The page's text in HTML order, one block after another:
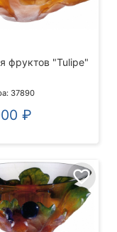
фруктов "Tulipe"
37890
₽
favorite_border